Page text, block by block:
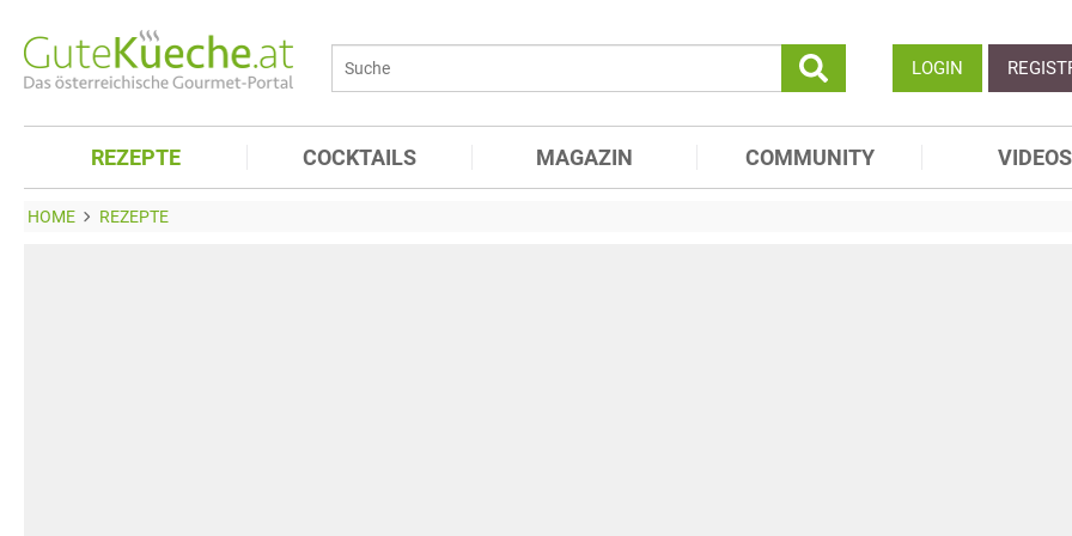
LOGIN
REZEPTE COCKTAILS MAGAZIN COMMUNITY VIDEOS
HOME REZEPTE